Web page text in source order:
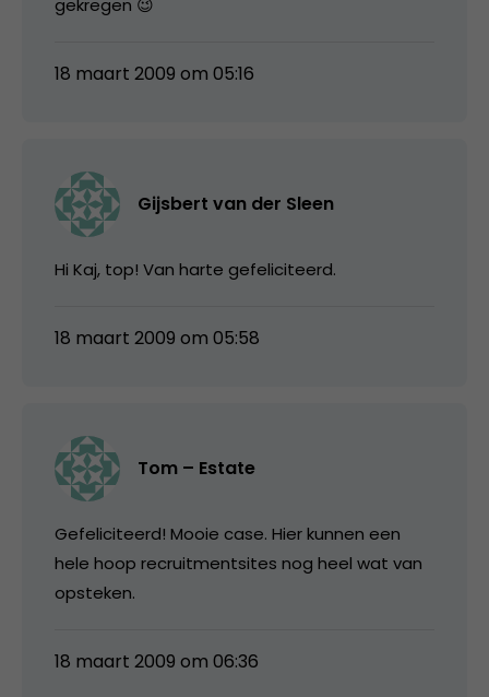
18 maart 2009 om 05:16
Gijsbert van der Sleen
Hi Kaj, top! Van harte gefeliciteerd.
18 maart 2009 om 05:58
Tom – Estate
Gefeliciteerd! Mooie case. Hier kunnen een
hele hoop recruitmentsites nog heel wat van
opsteken.
18 maart 2009 om 06:36